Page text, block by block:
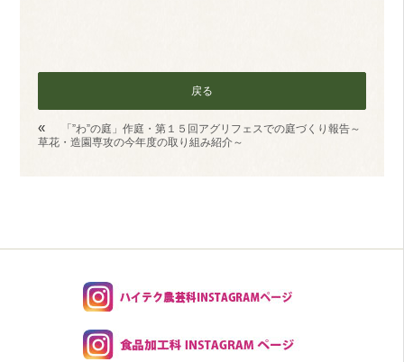
戻る
«
「”わ”の庭」作庭・第１５回アグリフェスでの庭づくり報告～
草花・造園専攻の今年度の取り組み紹介～